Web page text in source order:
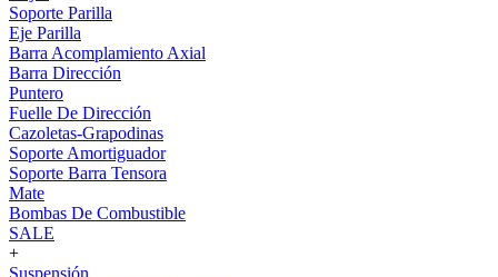
Soporte Parilla
Eje Parilla
Barra Acomplamiento Axial
Barra Dirección
Puntero
Fuelle De Dirección
Cazoletas-Grapodinas
Soporte Amortiguador
Soporte Barra Tensora
Mate
Bombas De Combustible
SALE
+
Suspensión